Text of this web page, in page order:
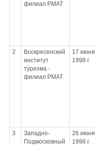
филиал РМАТ
2
Воскресенский
институт
туризма -
филиал РМАТ
17 июня
1998 г.
3
Западно-
Подмосковный
26 июня
1998 г.